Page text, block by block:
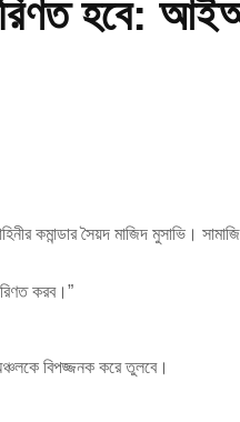
হবে:
কমান্ডার সৈয়দ মাজিদ মুসাভি।
করব।”
বিপজ্জনক করে তুলবে।